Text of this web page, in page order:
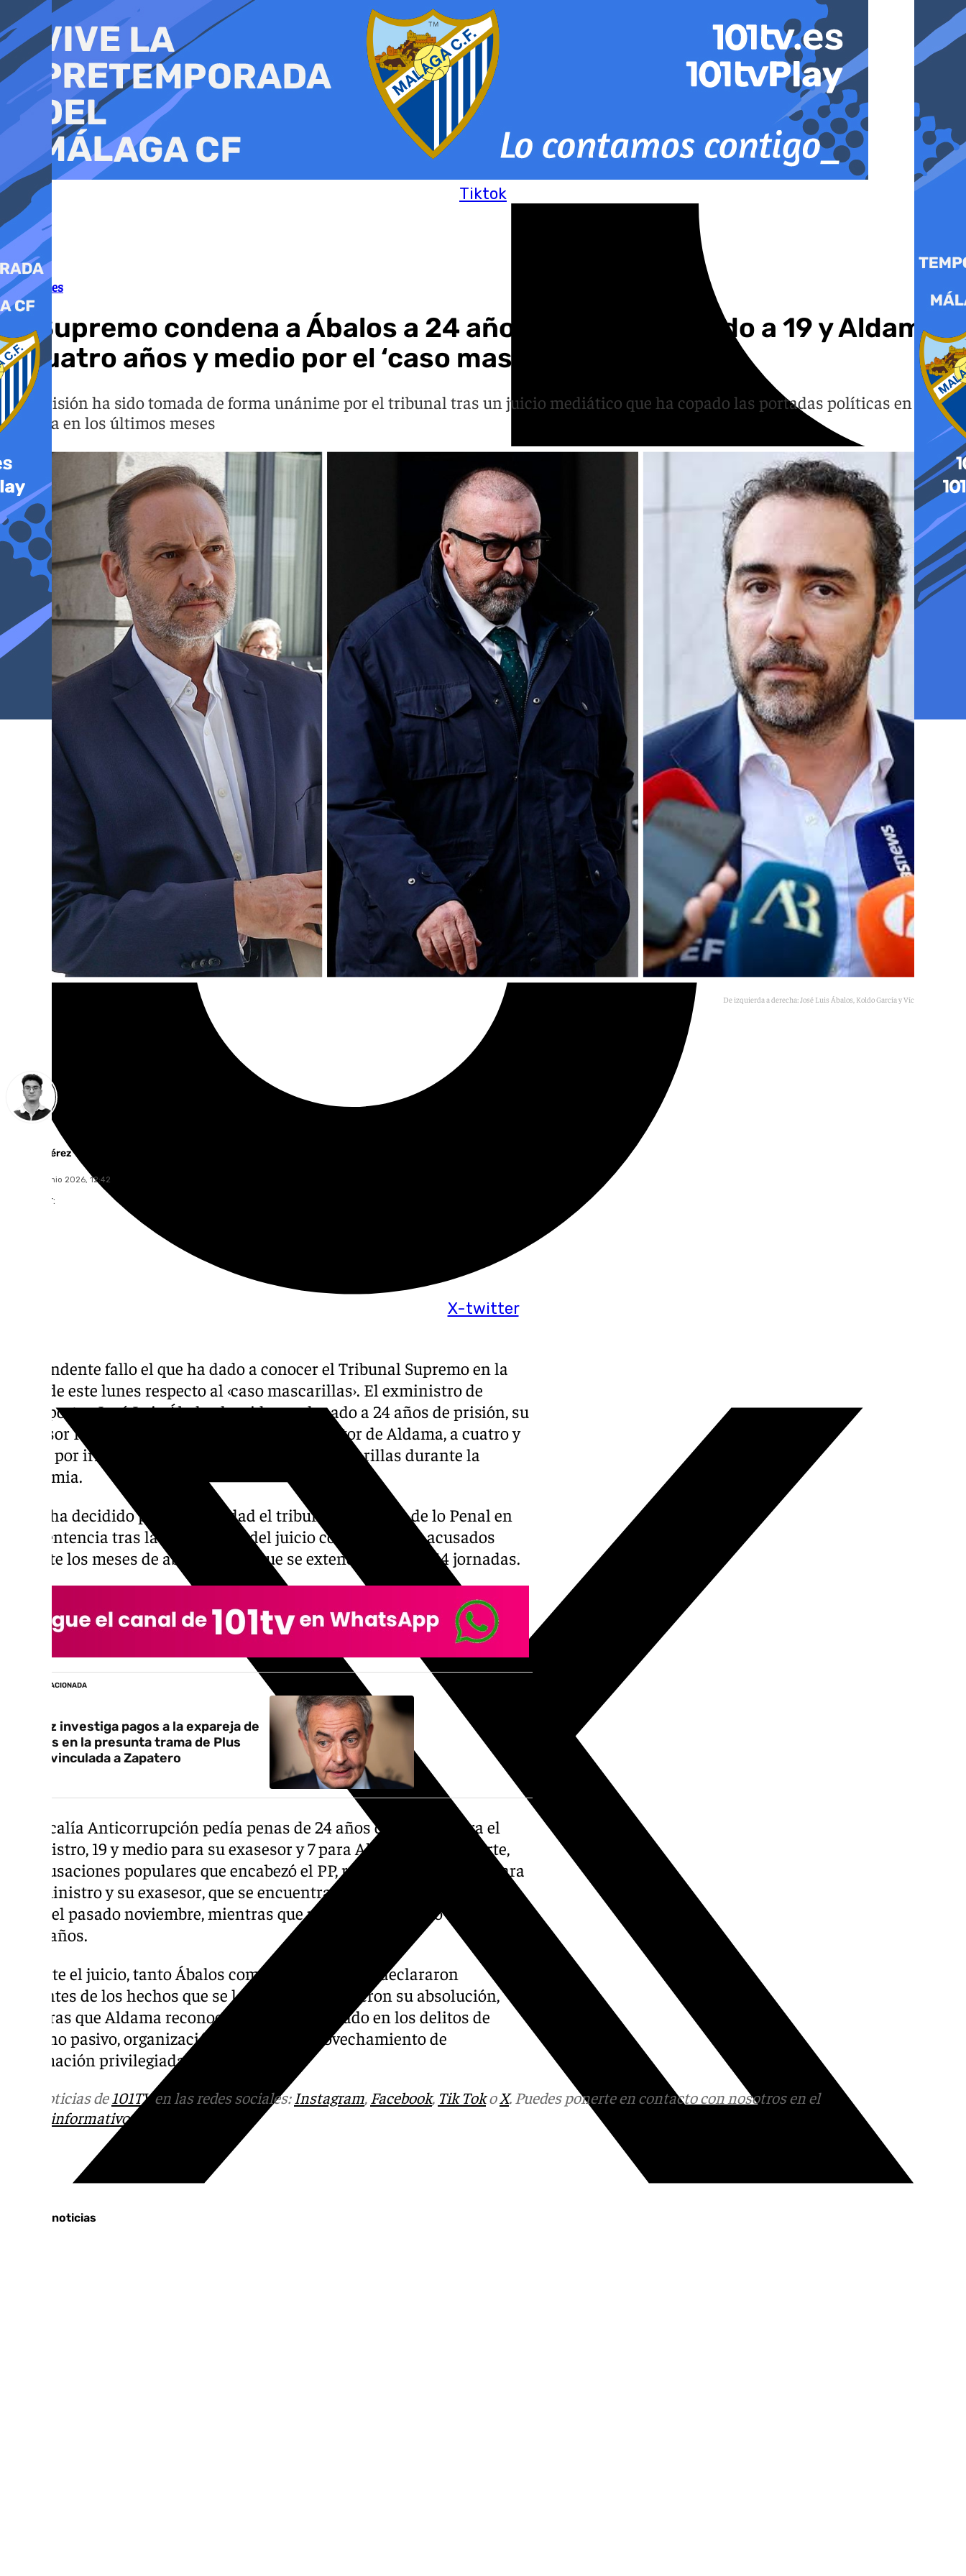
al
contenido
Tiktok
X-twitter
Tribunales
El Supremo condena a Ábalos a 24 años de prisión, Koldo a 19 y Aldama
a cuatro años y medio por el ‘caso mascarillas’
La decisión ha sido tomada de forma unánime por el tribunal tras un juicio mediático que ha copado las portadas políticas en
España en los últimos meses
De izquierda a derecha: José Luis Ábalos, Koldo García y Víctor de Aldama
Ignacio Pérez
lunes, 22 junio 2026, 12:42
Compartir:
Contundente fallo el que ha dado a conocer el Tribunal Supremo en la
tarde de este lunes respecto al ‹caso mascarillas›. El exministro de
Transportes José Luis Ábalos ha sido condenado a 24 años de prisión, su
exasesor Koldo García, a 19 y al empresario Víctor de Aldama, a cuatro y
medio por irregularidades en la compra de mascarillas durante la
pandemia.
Así lo ha decidido por unanimidad el tribunal de la Sala de lo Penal en
una sentencia tras la celebración del juicio contra los tres acusados
durante los meses de abril y mayo, que se extendió durante 14 jornadas.
NOTICIA RELACIONADA
El juez investiga pagos a la expareja de
Ábalos en la presunta trama de Plus
Ultra vinculada a Zapatero
La Fiscalía Anticorrupción pedía penas de 24 años de prisión para el
exministro, 19 y medio para su exasesor y 7 para Aldama. Por su parte,
las acusaciones populares que encabezó el PP, reclamaban 30 años para
el exministro y su exasesor, que se encuentran en prisión provisional
desde el pasado noviembre, mientras que para el empresario solicitaban
cinco años.
Durante el juicio, tanto Ábalos como su exasesor se declararon
inocentes de los hechos que se les acusaba y pidieron su absolución,
mientras que Aldama reconoció haber participado en los delitos de
cohecho pasivo, organización criminal y aprovechamiento de
información privilegiada.
Más noticias de 101TVen las redes sociales: Instagram, Facebook, Tik TokoX. Puedes ponerte en contacto con nosotros en el
informativos@101tv.es
Últimas noticias